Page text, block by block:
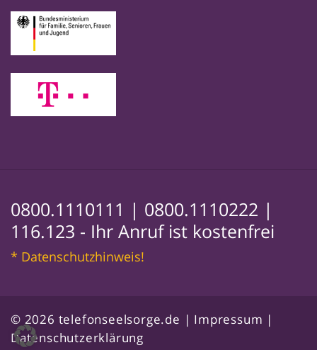
0800.1110111 | 0800.1110222 |
116.123 - Ihr Anruf ist kostenfrei
* Datenschutzhinweis!
© 2026 telefonseelsorge.de | Impressum |
Datenschutzerklärung